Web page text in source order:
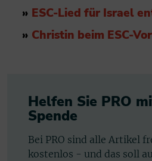
» ESC-Lied für Israel
» Christin beim ESC-
Helfen Sie PRO
Spende
Bei PRO sind alle Artikel
kostenlos - und das soll